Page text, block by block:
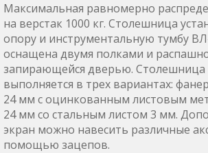
Максимальная равномерно
на верстак 1000 кг. Столешница
опору и инструментальную тумбу
оснащена двумя полками и
запирающейся дверью. Столешница
выполняется в трех вариантах:
24 мм с оцинкованным листовым
24 мм со стальным листом 3 мм.
экран можно навесить различные
помощью зацепов.